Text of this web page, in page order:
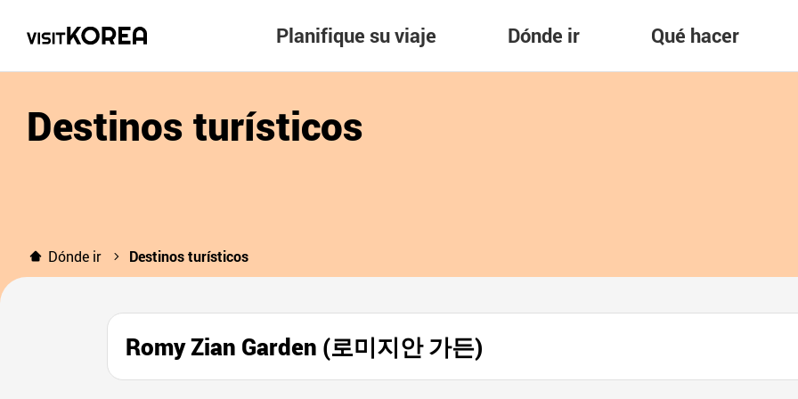
Planifique su viaje Dónde ir Qué hacer
Destinos turísticos
Dónde ir Destinos turísticos
Romy Zian Garden (로미지안 가든)